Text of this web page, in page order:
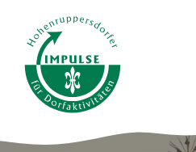
springen